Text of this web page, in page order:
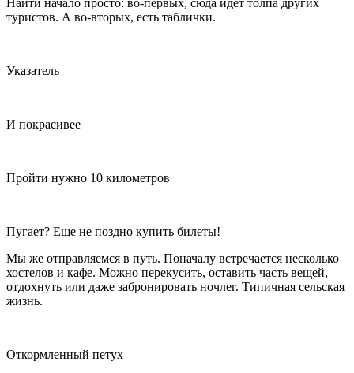
туристов. А во-вторых, есть таблички.
Указатель
И покрасивее
Пройти нужно 10 километров
Пугает? Еще не поздно купить билеты!
Мы же отправляемся в путь. Поначалу встречается несколько
хостелов и кафе. Можно перекусить, оставить часть вещей,
отдохнуть или даже забронировать ночлег. Типичная сельская
жизнь.
Откормленный петух